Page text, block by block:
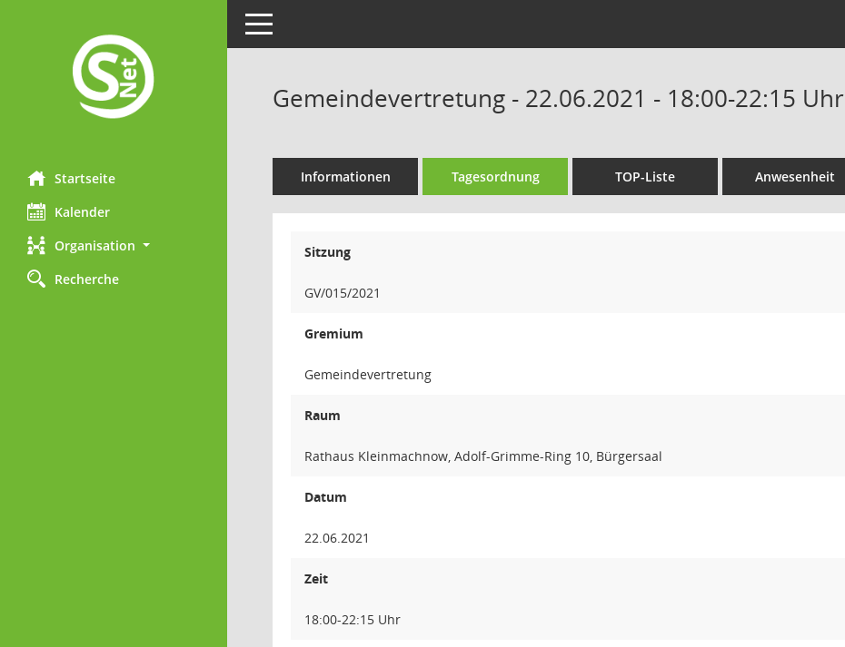
Startseite
Kalender
Organisation
Recherche
Toggle navigation
Gemeindevertretung - 22.06.2021 - 18:00-22:15 Uhr
Informationen Tagesordnung TOP-Liste Anwesenheit
Sitzung
GV/015/2021
Gremium
Gemeindevertretung
Raum
Rathaus Kleinmachnow, Adolf-Grimme-Ring 10, Bürgersaal
Datum
22.06.2021
Zeit
18:00-22:15 Uhr